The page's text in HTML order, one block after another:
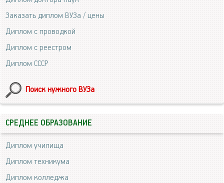
Заказать диплом ВУЗа / цены
Диплом с проводкой
Диплом с реестром
Диплом СССР
Поиск нужного ВУЗа
СРЕДНЕЕ ОБРАЗОВАНИЕ
Диплом училища
Диплом техникума
Диплом колледжа